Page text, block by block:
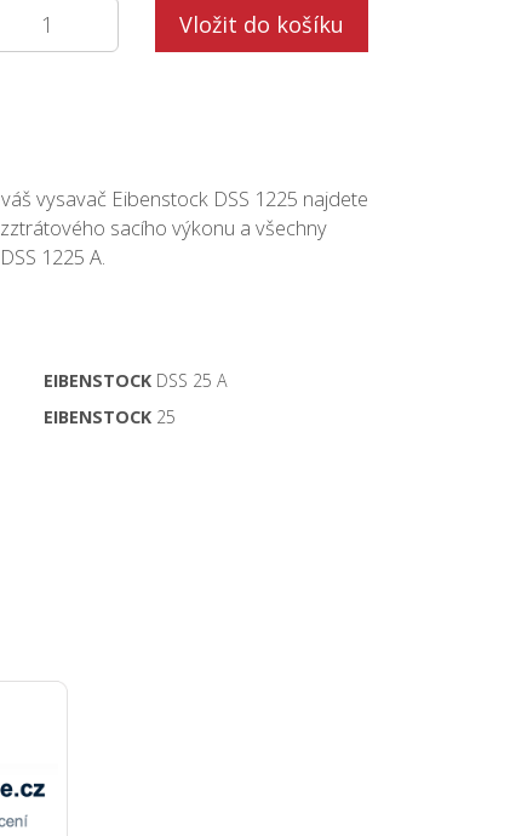
Vložit do košíku
vysavač Eibenstock DSS 1225 najdete
sacího výkonu a všechny
1225 A.
EIBENSTOCK DSS 25 A
EIBENSTOCK 25